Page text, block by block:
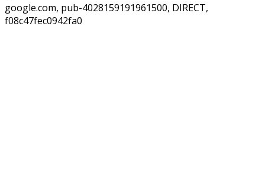
google.com, pub-4028159191961500, DIRECT,
f08c47fec0942fa0